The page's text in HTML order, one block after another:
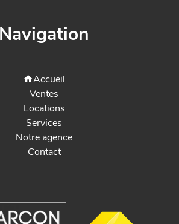
Navigation
Accueil
Ventes
Locations
Services
Notre agence
Contact